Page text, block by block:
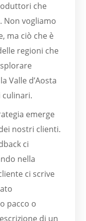
che
Non vogliamo
ma ciò che è
regioni che
Valle d’Aosta
emerge
nostri clienti.
ci
nella
ci scrive
pacco o
di un